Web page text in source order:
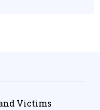
Victims